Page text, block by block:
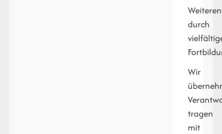
durch
Wir
tragen
mit